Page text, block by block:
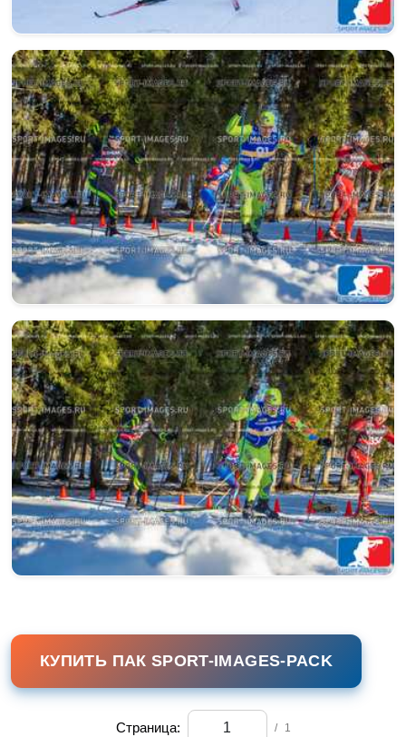
КУПИТЬ ПАК SPORT-IMAGES-PACK
Страница: / 1